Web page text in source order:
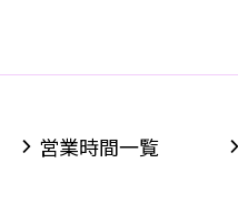
営業時間一覧